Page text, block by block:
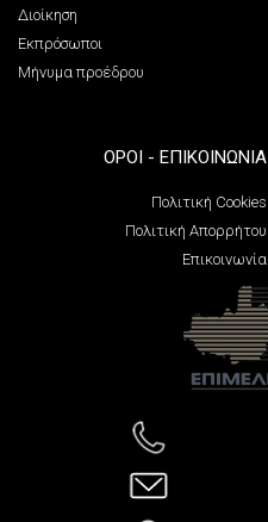
Διοίκηση
Εκπρόσωποι
Μήνυμα προέδρου
ΌΡΟΙ - ΕΠΙΚΟΙΝΩΝΊΑ
Πολιτική Cookies
Πολιτική Απορρήτου
Επικοινωνία